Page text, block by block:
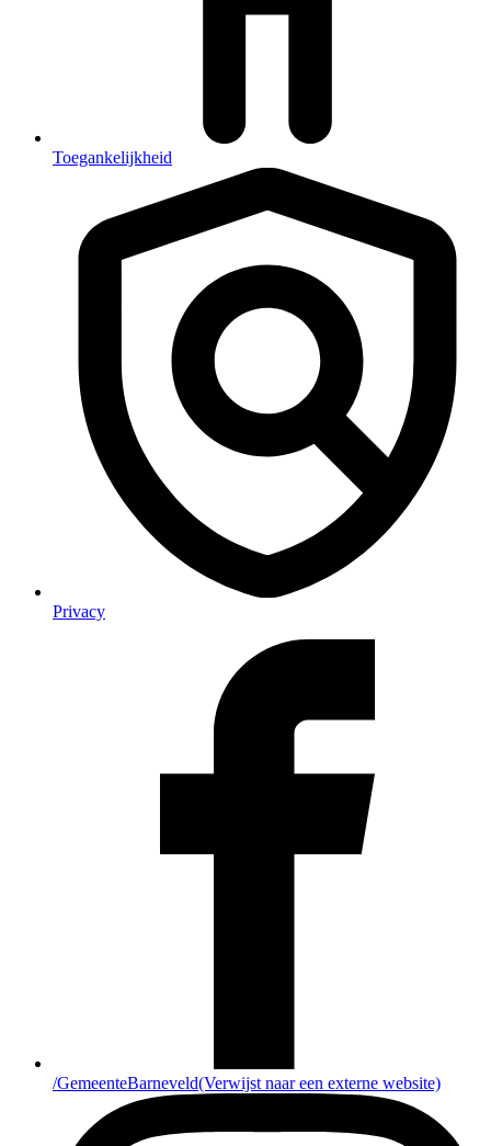
Toegankelijkheid
Privacy
/GemeenteBarneveld(Verwijst naar een externe website)